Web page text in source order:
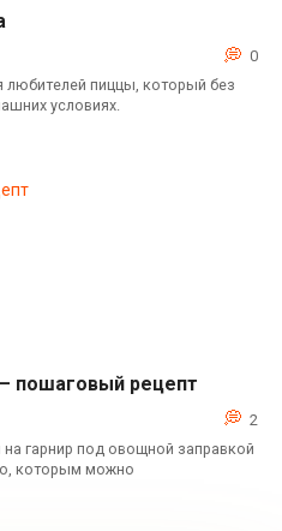
0
любителей пиццы, который без
условиях.
пошаговый рецепт
2
гарнир под овощной заправкой
которым можно